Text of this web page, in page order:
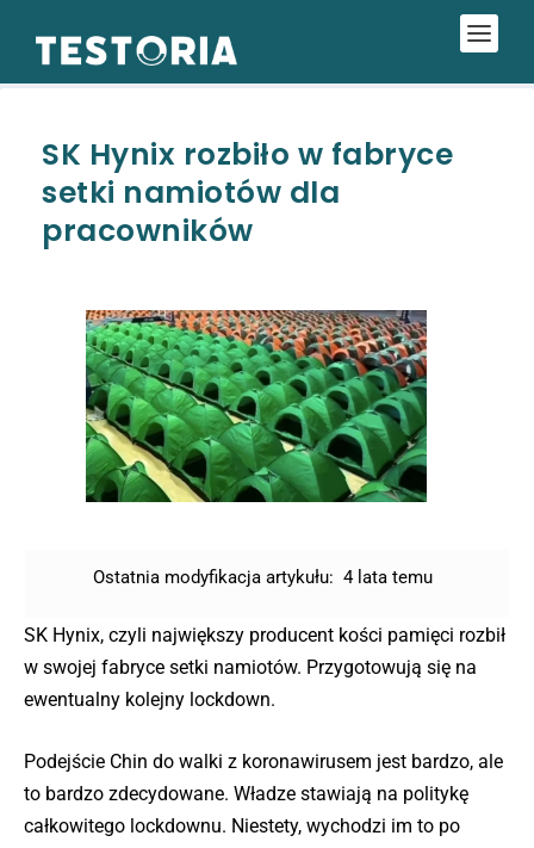
SK Hynix rozbiło w fabryce
setki namiotów dla
pracowników
Ostatnia modyfikacja artykułu: 4 lata temu
SK Hynix, czyli największy producent kości pamięci rozbił
w swojej fabryce setki namiotów. Przygotowują się na
ewentualny kolejny lockdown.
Podejście Chin do walki z koronawirusem jest bardzo, ale
to bardzo zdecydowane. Władze stawiają na politykę
całkowitego lockdownu. Niestety, wychodzi im to po